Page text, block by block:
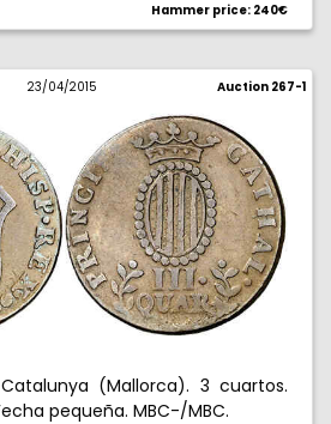
Hammer price: 240€
23/04/2015 Auction 267-1
Catalunya (Mallorca). 3 cuartos.
pequeña. MBC-/MBC.